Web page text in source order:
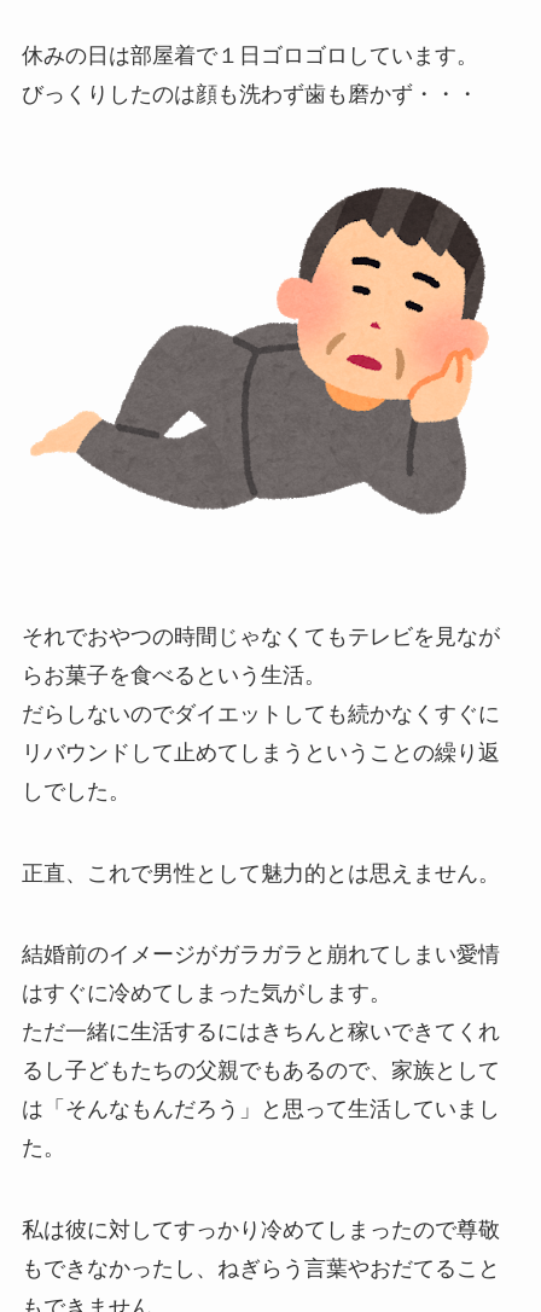
休みの日は部屋着で１日ゴロゴロしています。
びっくりしたのは顔も洗わず歯も磨かず・・・
それでおやつの時間じゃなくてもテレビを見なが
らお菓子を食べるという生活。
だらしないのでダイエットしても続かなくすぐに
リバウンドして止めてしまうということの繰り返
しでした。
正直、これで男性として魅力的とは思えません。
結婚前のイメージがガラガラと崩れてしまい愛情
はすぐに冷めてしまった気がします。
ただ一緒に生活するにはきちんと稼いできてくれ
るし子どもたちの父親でもあるので、家族として
は「そんなもんだろう」と思って生活していまし
た。
私は彼に対してすっかり冷めてしまったので尊敬
もできなかったし、ねぎらう言葉やおだてること